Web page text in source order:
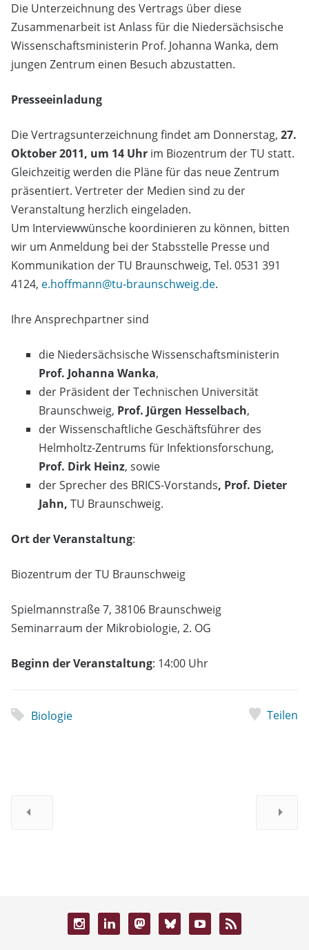
Die Unterzeichnung des Vertrags über diese
Zusammenarbeit ist Anlass für die Niedersächsische
Wissenschaftsministerin Prof. Johanna Wanka, dem
jungen Zentrum einen Besuch abzustatten.
Presseeinladung
Die Vertragsunterzeichnung findet am Donnerstag, 27.
Oktober 2011, um 14 Uhr im Biozentrum der TU statt.
Gleichzeitig werden die Pläne für das neue Zentrum
präsentiert. Vertreter der Medien sind zu der
Veranstaltung herzlich eingeladen.
Um Interviewwünsche koordinieren zu können, bitten
wir um Anmeldung bei der Stabsstelle Presse und
Kommunikation der TU Braunschweig, Tel. 0531 391
4124, e.hoffmann@tu-braunschweig.de.
Ihre Ansprechpartner sind
die Niedersächsische Wissenschaftsministerin
Prof. Johanna Wanka,
der Präsident der Technischen Universität
Braunschweig, Prof. Jürgen Hesselbach,
der Wissenschaftliche Geschäftsführer des
Helmholtz-Zentrums für Infektionsforschung,
Prof. Dirk Heinz, sowie
der Sprecher des BRICS-Vorstands, Prof. Dieter
Jahn, TU Braunschweig.
Ort der Veranstaltung:
Biozentrum der TU Braunschweig
Spielmannstraße 7, 38106 Braunschweig
Seminarraum der Mikrobiologie, 2. OG
Beginn der Veranstaltung: 14:00 Uhr
Biologie Teilen